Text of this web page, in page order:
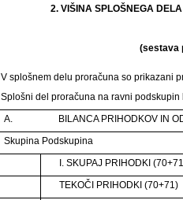
2. VIŠINA SPLOŠNEGA
(sestava
V splošnem delu proračuna so prikazani
Splošni del proračuna na ravni
A.
BILANCA PRIHODKOV IN
Skupina Podskupina
I. SKUPAJ PRIHODKI
TEKOČI PRIHODKI (70+71)